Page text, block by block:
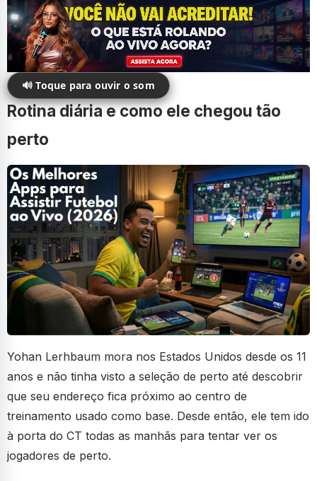
🔊 Toque para ouvir o som
Rotina diária e como ele chegou tão
perto
Yohan Lerhbaum mora nos Estados Unidos desde os 11
anos e não tinha visto a seleção de perto até descobrir
que seu endereço fica próximo ao centro de
treinamento usado como base. Desde então, ele tem ido
à porta do CT todas as manhãs para tentar ver os
jogadores de perto.